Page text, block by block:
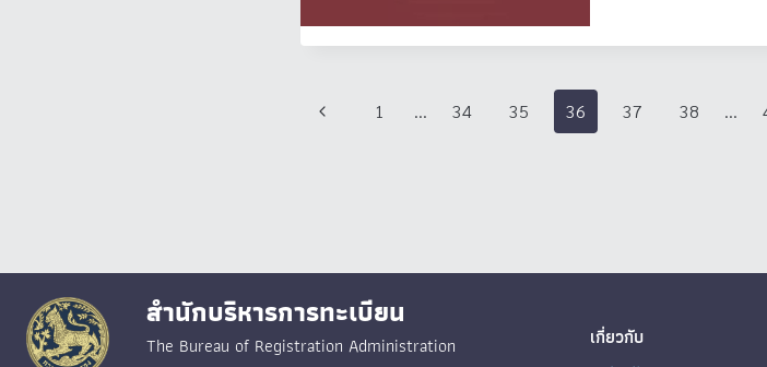
Page
Previous 1 … 34 35 36 37 38 …
สำนักบริหารการทะเบียน
The Bureau of Registration Administration
เกี่ยวกับ